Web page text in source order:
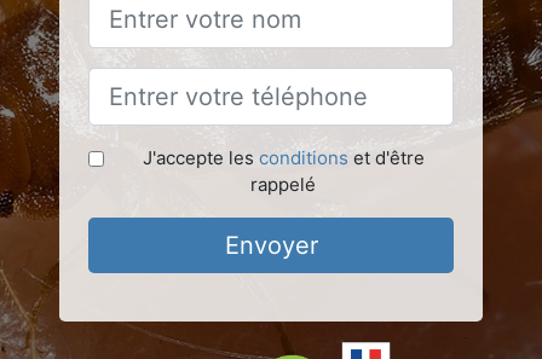
J'accepte les conditions et d'être
rappelé
Envoyer